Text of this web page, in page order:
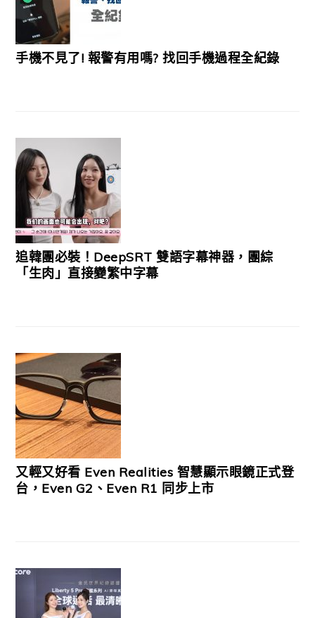
手機不見了! 報警有用嗎? 找回手機過程全紀錄
追韓團必裝！DeepSRT 雙語字幕神器，團綜
「生肉」直接變繁中字幕
又輕又好看 Even Realities 智慧顯示眼鏡正式登
台，Even G2、Even R1 同步上市